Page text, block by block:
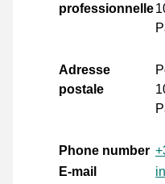
professionnelle
Adresse
postale
Phone number
E-mail